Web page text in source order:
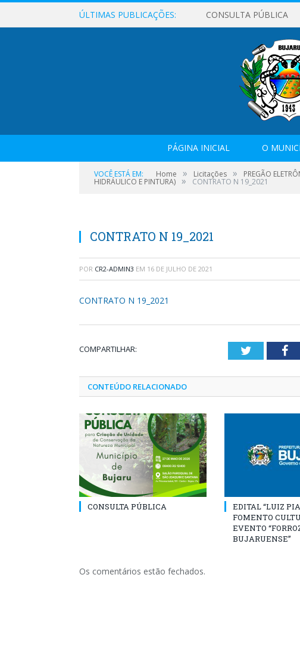
ÚLTIMAS PUBLICAÇÕES: CONSULTA PÚBLICA
PÁGINA INICIAL O
VOCÊ ESTÁ EM: Home » Licitações » PREGÃO
HIDRÁULICO E PINTURA) » CONTRATO N 19_2021
CONTRATO N 19_2021
POR CR2-ADMIN3 EM 16 DE JULHO DE 2021
CONTRATO N 19_2021
COMPARTILHAR: Twitter
CONTEÚDO RELACIONADO
CONSULTA PÚBLICA
EDITAL “LUIZ
FOMENTO
EVENTO
BUJARUENSE”
Os comentários estão fechados.